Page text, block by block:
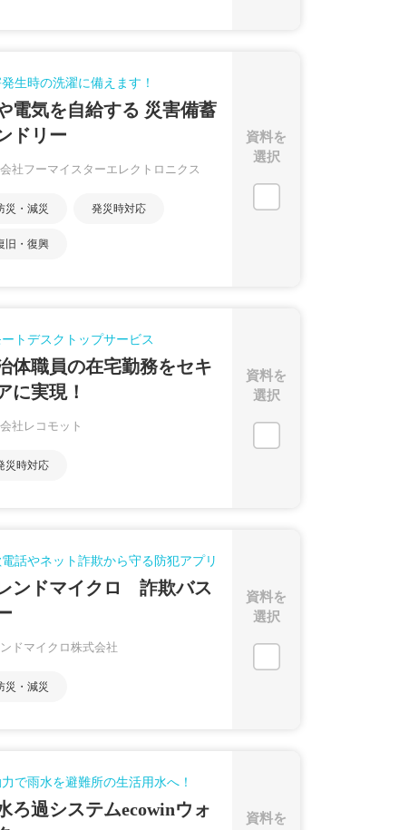
生時の洗濯に備えます！
電気を自給する 災害備蓄
ドリー
社フーマイスターエレクトロニクス
災・減災 発災時対応
旧・復興
資料を
選択
ートデスクトップサービス
体職員の在宅勤務をセキ
に実現！
社レコモット
災時対応
資料を
選択
話やネット詐欺から守る防犯アプリ
ンドマイクロ 詐欺バス
ンドマイクロ株式会社
災・減災
資料を
選択
で雨水を避難所の生活用水へ！
ろ過システムecowinウォ
資料を